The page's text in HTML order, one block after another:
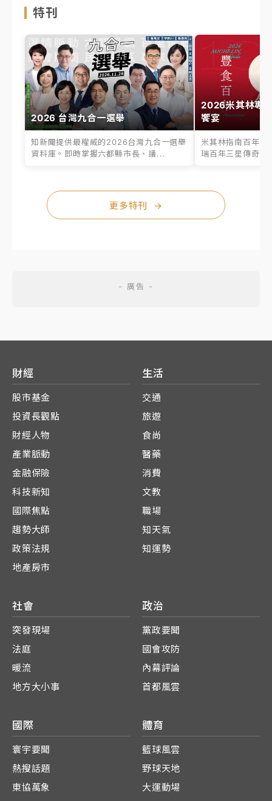
特刊
2026 台灣九合一選舉
知新聞提供最權威的2026台灣九合一選舉
資料庫。即時掌握六都縣市長、議...
2026米其林專
饗宴
米其林指南百年之
瑞百年三星傳奇、
更多特刊 →
財經
股市基金
投資長觀點
財經人物
產業脈動
金融保險
科技新知
國際焦點
趨勢大師
政策法規
地產房市
生活
交通
旅遊
食尚
醫藥
消費
文教
職場
知天氣
知運勢
社會
突發現場
法庭
暖流
地方大小事
政治
黨政要聞
國會攻防
內幕評論
首都風雲
國際
寰宇要聞
熱搜話題
東協萬象
體育
籃球風雲
野球天地
大運動場